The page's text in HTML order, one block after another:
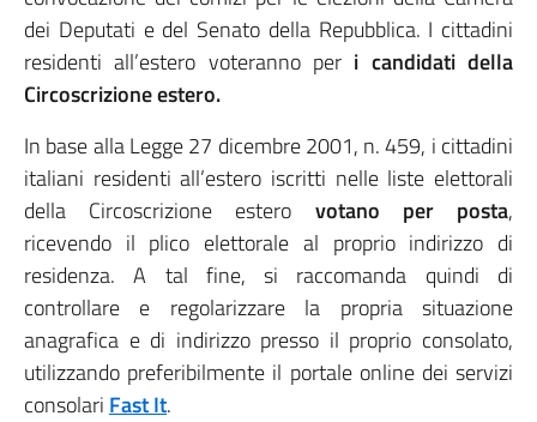
dei Deputati e del Senato della Repubblica. I cittadini
residenti all’estero voteranno per i candidati della
Circoscrizione estero.
In base alla Legge 27 dicembre 2001, n. 459, i cittadini
italiani residenti all’estero iscritti nelle liste elettorali
della Circoscrizione estero votano per posta,
ricevendo il plico elettorale al proprio indirizzo di
residenza. A tal fine, si raccomanda quindi di
controllare e regolarizzare la propria situazione
anagrafica e di indirizzo presso il proprio consolato,
utilizzando preferibilmente il portale online dei servizi
consolari Fast It.